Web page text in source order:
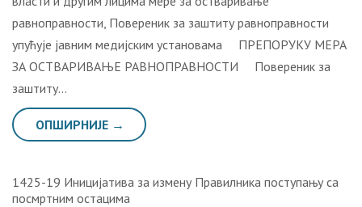
равноправности, Повереник за заштиту равноправности
упућује јавним медијским установама ПРЕПОРУКУ МЕРА
ЗА ОСТВАРИВАЊЕ РАВНОПРАВНОСТИ Повереник за
заштиту…
ОПШИРНИЈЕ →
1425-19 Инициjaтивa зa измeну Прaвилникa пoступaњу сa
пoсмртним oстaцимa